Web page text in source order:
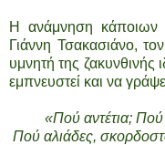
Η ανάμνηση κάποιων
Γιάννη Τσακασιάνο,
υμνητή της ζακυνθινής
εμπνευστεί και να
«Πού αντέτια; Πού
Πού αλιάδες,